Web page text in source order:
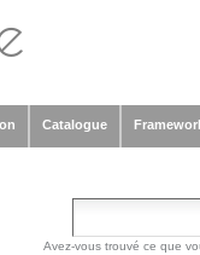
Catalogue
Avez-vous trouvé ce que